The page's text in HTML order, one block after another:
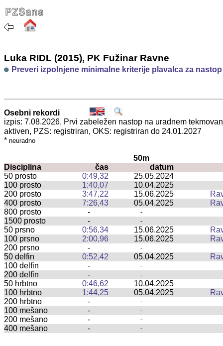
Luka RIDL (2015), PK Fužinar Ravne
Preveri izpolnjene minimalne kriterije plavalca za
Osebni rekordi
izpis: 7.08.2026, Prvi zabeležen nastop na uradnem
aktiven, PZS: registriran, OKS: registriran do 24.01.2027
* neuradno
50m
Disciplina
čas
datum
50 prosto
0:49,32
25.05.2024
100 prosto
1:40,07
10.04.2025
200 prosto
3:47,22 15.06.2025
400 prosto
7:26,43 05.04.2025
800 prosto
- -
1500 prosto - -
50 prsno 0:56,34 15.06.2025
100 prsno
2:00,96 15.06.2025
200 prsno
- -
50 delfin 0:52,42 05.04.2025
100 delfin
- -
200 delfin - -
50 hrbtno 0:46,62
10.04.2025
100 hrbtno
1:44,25 05.04.2025
200 hrbtno
- -
100 mešano - -
200 mešano - -
400 mešano - -